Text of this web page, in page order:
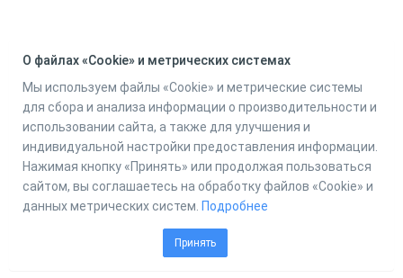
О файлах «Cookie» и метрических системах
Мы используем файлы «Cookie» и метрические системы
для сбора и анализа информации о производительности и
использовании сайта, а также для улучшения и
индивидуальной настройки предоставления информации.
Нажимая кнопку «Принять» или продолжая пользоваться
сайтом, вы соглашаетесь на обработку файлов «Cookie» и
данных метрических систем. Подробнее
Принять